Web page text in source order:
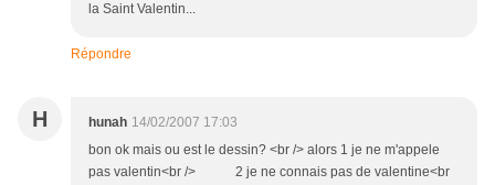
la Saint Valentin...
Répondre
H hunah 14/02/2007 17:03
bon ok mais ou est le dessin? <br /> alors 1 je ne m'appele
pas valentin<br /> 2 je ne connais pas de valentine<br